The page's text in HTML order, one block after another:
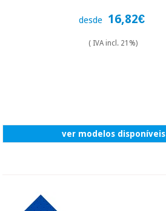
desde 16,82€
( IVA incl. 21%)
ver modelos disponíveis